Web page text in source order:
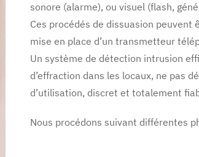
sonore (alarme), ou visuel (flash,
Ces procédés de dissuasion
mise en place d’un transmetteur
Un système de détection intrusion
d’effraction dans les locaux, ne pas
d’utilisation, discret et totalement
Nous procédons suivant différentes